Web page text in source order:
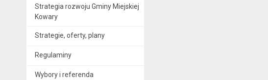
Strategia rozwoju Gminy Miejskiej
Kowary
Strategie, oferty, plany
Regulaminy
Wybory i referenda